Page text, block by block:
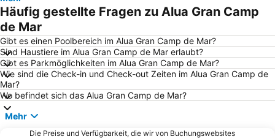
Hafen von Andratx
El Molinar
Strand von Santa Ponça
Foners
Cala Major
Kathedrale Sa Seu
Santa Catalina
Centre
Es Pil larí
Palma City Sightseeing
Strand von Valdemossa
Strand von Magalluf
Cala Deiá
RIU Center
Häufig gestellte Fragen zu Alua Gran Camp
de Mar
Gibt es einen Poolbereich im Alua Gran Camp de Mar?
Sind Haustiere im Alua Gran Camp de Mar erlaubt?
Gibt es Parkmöglichkeiten im Alua Gran Camp de Mar?
Wie sind die Check-in und Check-out Zeiten im Alua Gran Camp de
Mar?
Wo befindet sich das Alua Gran Camp de Mar?
Mehr
Die Preise und Verfügbarkeit, die wir von Buchungswebsites